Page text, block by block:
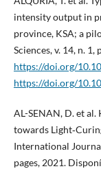
intensity output in
province, KSA; a
Sciences, v. 14, n.
https://doi.org/
https://doi.org/
AL-SENAN, D. et
towards
International
pages, 2021.